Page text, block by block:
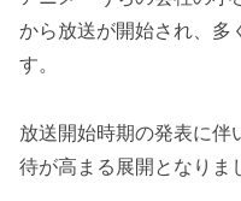
から放送が開始され、多
す。
放送開始時期の発表に伴
待が高まる展開となりま